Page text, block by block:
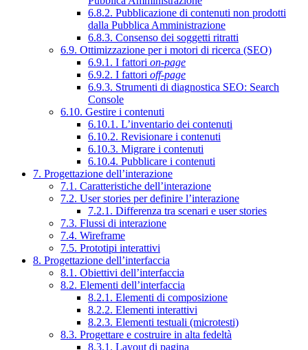
6.8.2. Pubblicazione di contenuti non prodotti
dalla Pubblica Amministrazione
6.8.3. Consenso dei soggetti ritratti
6.9. Ottimizzazione per i motori di ricerca (SEO)
6.9.1. I fattori on-page
6.9.2. I fattori off-page
6.9.3. Strumenti di diagnostica SEO: Search
Console
6.10. Gestire i contenuti
6.10.1. L’inventario dei contenuti
6.10.2. Revisionare i contenuti
6.10.3. Migrare i contenuti
6.10.4. Pubblicare i contenuti
7. Progettazione dell’interazione
7.1. Caratteristiche dell’interazione
7.2. User stories per definire l’interazione
7.2.1. Differenza tra scenari e user stories
7.3. Flussi di interazione
7.4. Wireframe
7.5. Prototipi interattivi
8. Progettazione dell’interfaccia
8.1. Obiettivi dell’interfaccia
8.2. Elementi dell’interfaccia
8.2.1. Elementi di composizione
8.2.2. Elementi interattivi
8.2.3. Elementi testuali (microtesti)
8.3. Progettare e costruire in alta fedeltà
8.3.1. Layout di pagina